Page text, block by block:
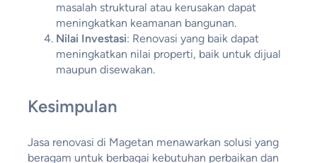
masalah struktural atau kerusakan dapat
meningkatkan keamanan bangunan.
Nilai Investasi: Renovasi yang baik dapat
meningkatkan nilai properti, baik untuk dijual
maupun disewakan.
Kesimpulan
Jasa renovasi di Magetan menawarkan solusi yang
beragam untuk berbagai kebutuhan perbaikan dan